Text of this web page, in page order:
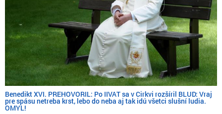
Benedikt XVI. PREHOVORIL: Po IIVAT sa v Cirkvi rozšíril BLUD: Vraj
pre spásu netreba krst, lebo do neba aj tak idú všetci slušní ludia.
OMYL!